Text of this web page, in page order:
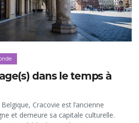
dans le temps à
Cracovie est l’ancienne
et demeure sa capitale culturelle.